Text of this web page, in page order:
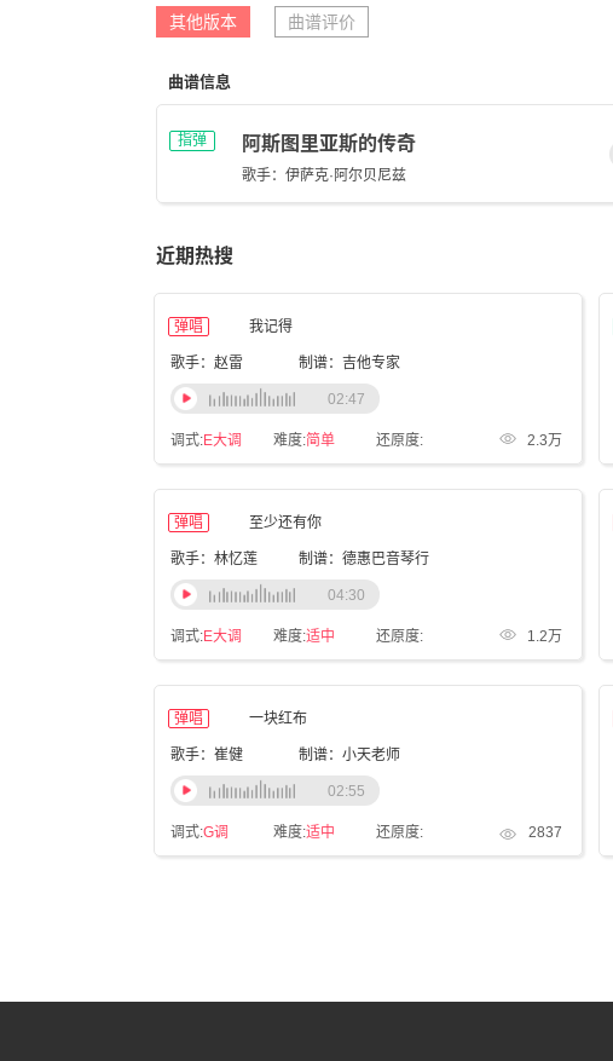
其他版本 曲谱评价
曲谱信息
指弹 阿斯图里亚斯的传奇
歌手：伊萨克·阿尔贝尼兹
近期热搜
弹唱 我记得
歌手：赵雷 制谱：吉他专家
调式:E大调 难度:简单 还原度: 2.3万
02:47
弹唱 至少还有你
歌手：林忆莲 制谱：德惠巴音琴行
调式:E大调 难度:适中 还原度: 1.2万
04:30
弹唱 一块红布
歌手：崔健 制谱：小天老师
调式:G调 难度:适中 还原度: 2837
02:55